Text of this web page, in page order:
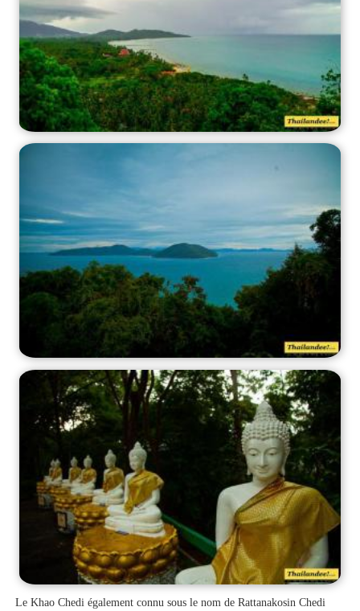
Le Khao Chedi également connu sous le nom de Rattanakosin Chedi